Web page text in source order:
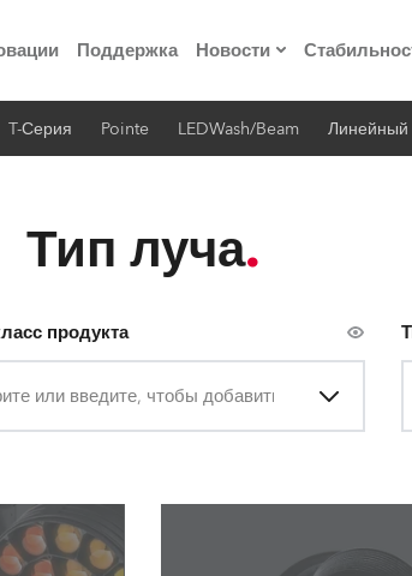
Поддержка Новости
Пресс-релизы
T-Серия Pointe LEDWash/Beam Линейный
Тип луча
продукта
или введите, чтобы добавить